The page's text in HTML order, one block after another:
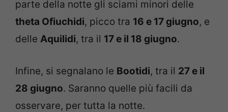
parte della notte gli sciami minori delle
theta Ofiuchidi, picco tra 16 e 17 giugno, e
delle Aquilidi, tra il 17 e il 18 giugno.
Infine, si segnalano le Bootidi, tra il 27 e il
28 giugno. Saranno quelle più facili da
osservare, per tutta la notte.